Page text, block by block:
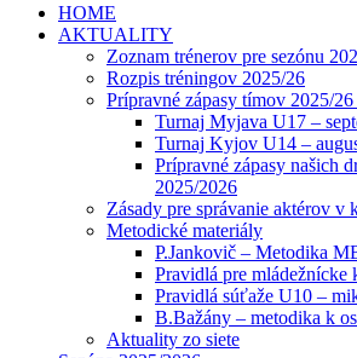
HOME
AKTUALITY
Zoznam trénerov pre sezónu
Rozpis tréningov 2025/26
Prípravné zápasy tímov 2025/
Turnaj Myjava U17 –
Turnaj Kyjov U14 –
Prípravné zápasy našich
2025/2026
Zásady pre správanie aktérov v
Metodické materiály
P.Jankovič – Metodika
Pravidlá pre mládežnícke
Pravidlá súťaže U10 –
B.Bažány – metodika k
Aktuality zo siete